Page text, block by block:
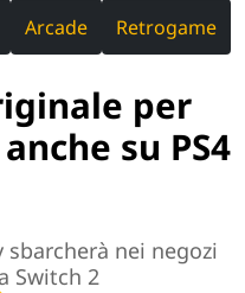
Arcade Retrogame
per
su PS4
sbarcherà nei negozi
Switch 2